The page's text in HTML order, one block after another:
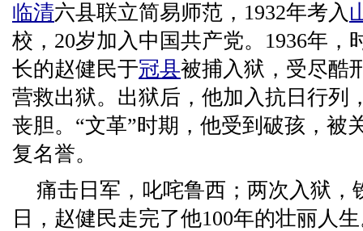
临清六县联立简易师范，1932年考入
校，20岁加入中国共产党。1936年，
长的赵健民于冠县被捕入狱，受尽酷
营救出狱。出狱后，他加入抗日行列
丧胆。“文革”时期，他受到破孩，被
复名誉。
痛击日军，叱咤鲁西；两次入狱，
日，赵健民走完了他100年的壮丽人